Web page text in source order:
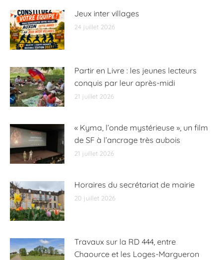
Jeux inter villages
24 juillet 2026
Partir en Livre : les jeunes lecteurs
conquis par leur après-midi
21 juillet 2026
« Kyma, l’onde mystérieuse », un film
de SF à l’ancrage très aubois
21 juillet 2026
Horaires du secrétariat de mairie
20 juillet 2026
Travaux sur la RD 444, entre
Chaource et les Loges-Margueron